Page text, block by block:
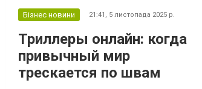
обращайтесь в компанию Widzew.
производитель булерьянов в Украине,
опытные специалисты компании п...
Бізнес новини 21:41, 5 листопада 2025 р.
Триллеры онлайн: когда
привычный мир
трескается по швам